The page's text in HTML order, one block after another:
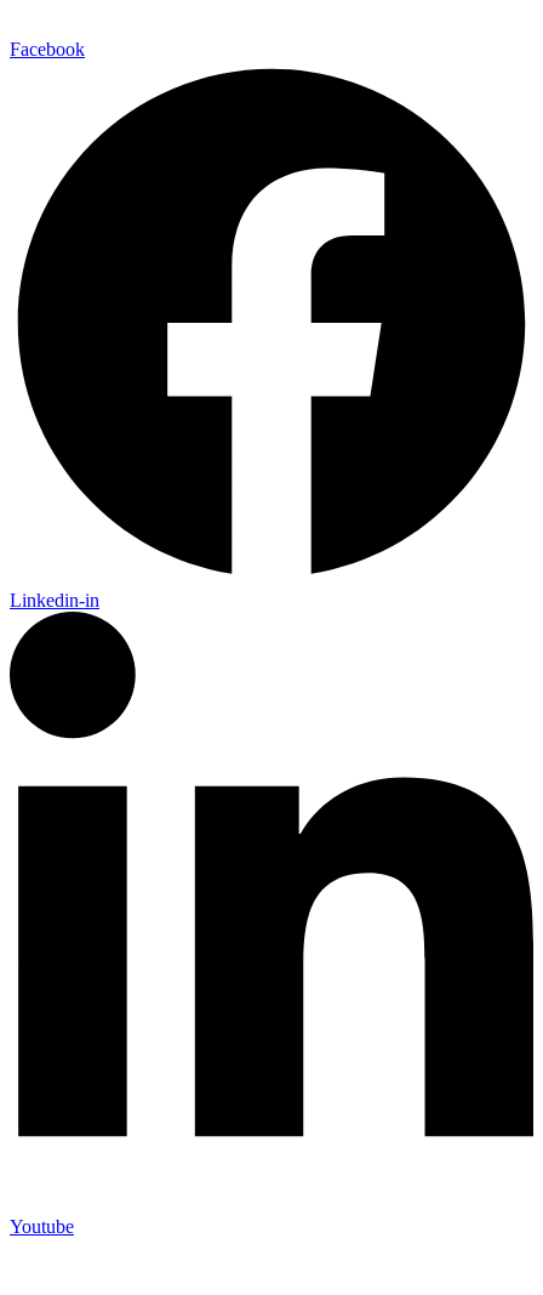
Facebook
Linkedin-in
Youtube